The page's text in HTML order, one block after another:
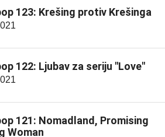
123: Krešing protiv Krešinga
122: Ljubav za seriju "Love"
121: Nomadland, Promising
Woman